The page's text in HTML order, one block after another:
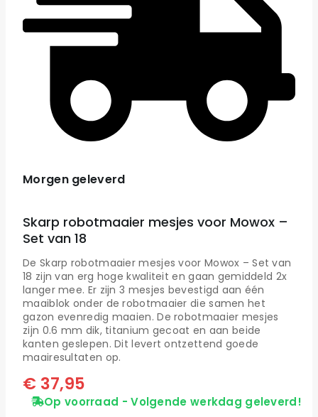
Morgen geleverd
Skarp robotmaaier mesjes voor Mowox –
Set van 18
De Skarp robotmaaier mesjes voor Mowox – Set van
18 zijn van erg hoge kwaliteit en gaan gemiddeld 2x
langer mee. Er zijn 3 mesjes bevestigd aan één
maaiblok onder de robotmaaier die samen het
gazon evenredig maaien. De robotmaaier mesjes
zijn 0.6 mm dik, titanium gecoat en aan beide
kanten geslepen. Dit levert ontzettend goede
maairesultaten op.
€ 37,95
Op voorraad - Volgende werkdag geleverd!